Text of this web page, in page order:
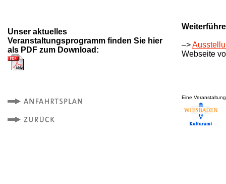
Unser aktuelles
Veranstaltungsprogramm finden Sie hier
als PDF zum Download:
–>
Webseite
Eine